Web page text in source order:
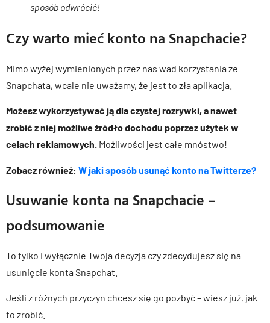
sposób odwrócić!
Czy warto mieć konto na Snapchacie?
Mimo wyżej wymienionych przez nas wad korzystania ze
Snapchata, wcale nie uważamy, że jest to zła aplikacja.
Możesz wykorzystywać ją dla czystej rozrywki, a nawet
zrobić z niej możliwe źródło dochodu poprzez użytek w
celach reklamowych. Możliwości jest całe mnóstwo!
Zobacz również: W jaki sposób usunąć konto na Twitterze?
Usuwanie konta na Snapchacie –
podsumowanie
To tylko i wyłącznie Twoja decyzja czy zdecydujesz się na
usunięcie konta Snapchat.
Jeśli z różnych przyczyn chcesz się go pozbyć – wiesz już, jak
to zrobić.